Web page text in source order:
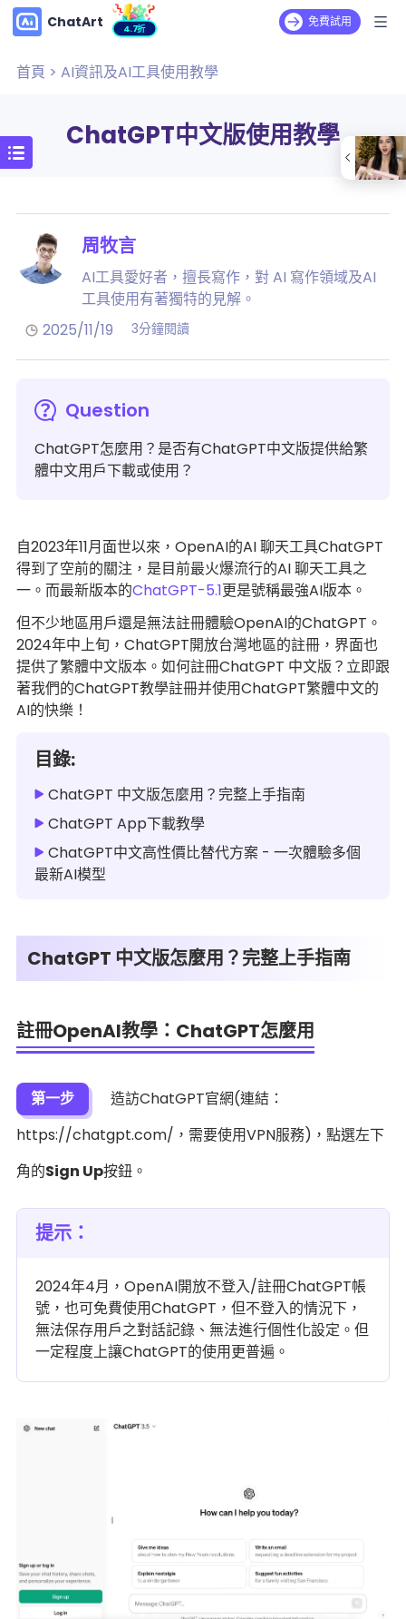
ChatArt 4.7折 免費試用
首頁 > AI資訊及AI工具使用教學
ChatGPT中文版使用教學
周牧言
AI工具愛好者，擅長寫作，對 AI 寫作領域及AI
工具使用有著獨特的見解。
2025/11/19
3分鐘閱讀
Question
ChatGPT怎麼用？是否有ChatGPT中文版提供給繁
體中文用戶下載或使用？
自2023年11月面世以來，OpenAI的AI 聊天工具ChatGPT
得到了空前的關注，是目前最火爆流行的AI 聊天工具之
一。而最新版本的ChatGPT-5.1更是號稱最強AI版本。
但不少地區用戶還是無法註冊體驗OpenAI的ChatGPT。
2024年中上旬，ChatGPT開放台灣地區的註冊，界面也
提供了繁體中文版本。如何註冊ChatGPT 中文版？立即跟
著我們的ChatGPT教學註冊并使用ChatGPT繁體中文的
AI的快樂！
目錄:
ChatGPT 中文版怎麼用？完整上手指南
ChatGPT App下載教學
ChatGPT中文高性價比替代方案 - 一次體驗多個
最新AI模型
ChatGPT 中文版怎麼用？完整上手指南
註冊OpenAI教學：ChatGPT怎麼用
第一步
造訪ChatGPT官網(連結：
https://chatgpt.com/，需要使用VPN服務)，點選左下
角的Sign Up按鈕。
提示：
2024年4月，OpenAI開放不登入/註冊ChatGPT帳
號，也可免費使用ChatGPT，但不登入的情況下，
無法保存用戶之對話記錄、無法進行個性化設定。但
一定程度上讓ChatGPT的使用更普遍。